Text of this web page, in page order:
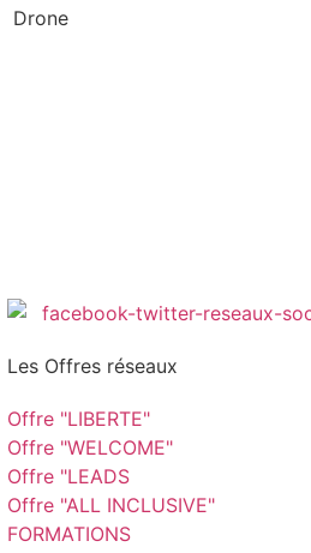
Drone
Les Offres réseaux
Offre "LIBERTE"
Offre "WELCOME"
Offre "LEADS
Offre "ALL INCLUSIVE"
FORMATIONS